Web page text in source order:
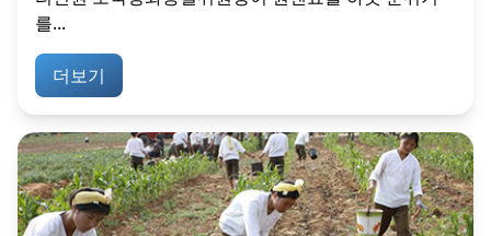
를...
더보기